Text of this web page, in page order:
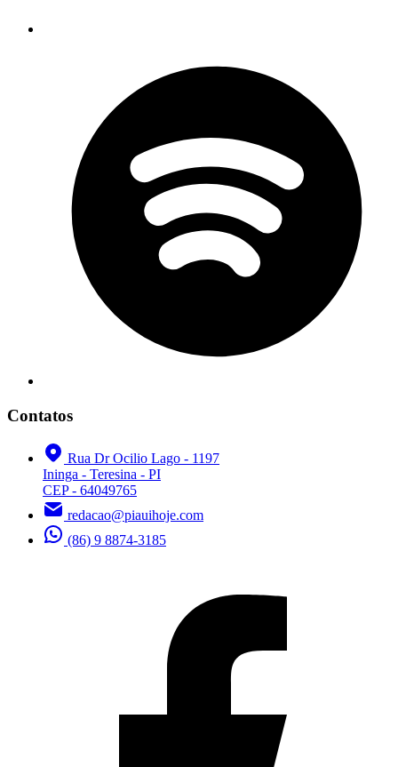
Contatos
Rua Dr Ocilio Lago - 1197
Ininga - Teresina - PI
CEP - 64049765
redacao@piauihoje.com
(86) 9 8874-3185